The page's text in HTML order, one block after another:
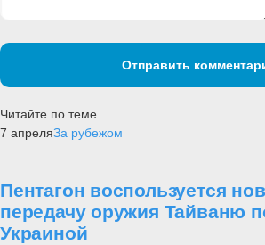
Отправить
Читайте по теме
7 апреляЗа рубежом
Пентагон воспользуется
передачу оружия Тайваню
Украиной